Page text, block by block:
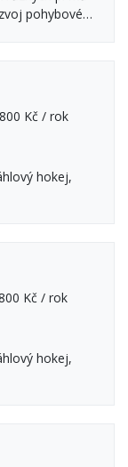
pohybové
800 Kč / rok
hokej,
Kč / rok
hokej,